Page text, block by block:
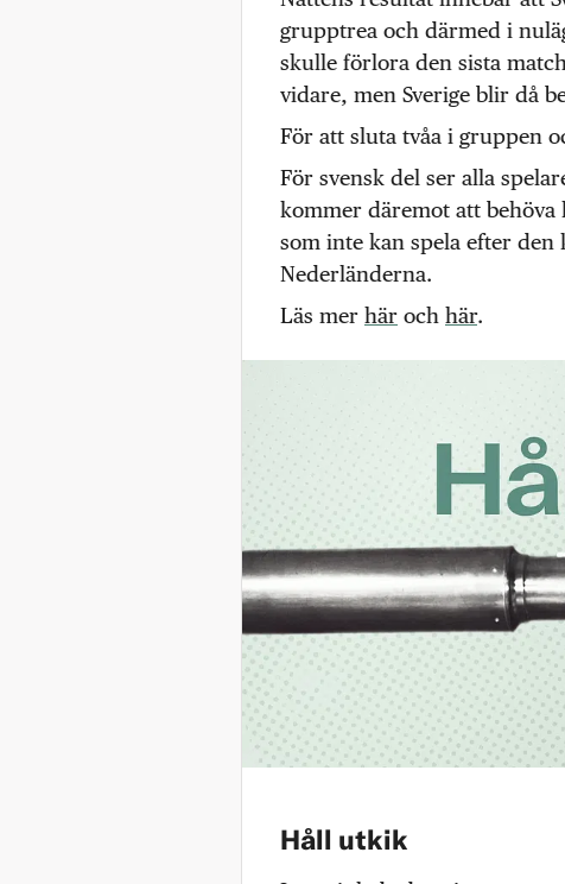
grupptrea och därmed i
skulle förlora den sista
vidare, men Sverige blir då
För att sluta tvåa i gruppen
För svensk del ser alla
kommer däremot att behöva
som inte kan spela efter den
Nederländerna.
Läs mer här och här.
Håll utkik